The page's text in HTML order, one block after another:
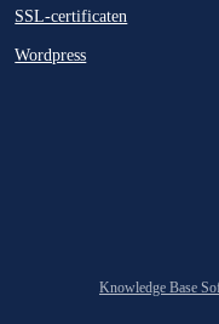
SSL-certificaten
Wordpress
Knowledge Base